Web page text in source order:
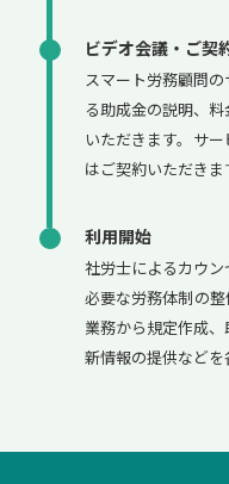
ビデオ会議・ご契
スマート労務顧問
る助成金の説明、
いただきます。サ
はご契約いただきま
利用開始
社労士によるカウ
必要な労務体制の
業務から規定作成
新情報の提供などを